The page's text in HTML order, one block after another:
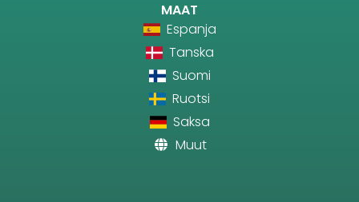
MAAT
Espanja
Tanska
Suomi
Ruotsi
Saksa
Muut